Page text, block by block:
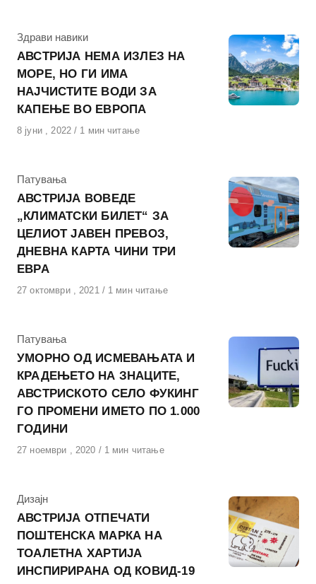
КАтегорија
Здрави навики
АВСТРИЈА НЕМА ИЗЛЕЗ НА
МОРЕ, НО ГИ ИМА
НАЈЧИСТИТЕ ВОДИ ЗА
КАПЕЊЕ ВО ЕВРОПА
Објавено
8 јуни , 2022 1 мин читање
КАтегорија
Патувања
АВСТРИЈА ВОВЕДЕ
„КЛИМАТСКИ БИЛЕТ“ ЗА
ЦЕЛИОТ ЈАВЕН ПРЕВОЗ,
ДНЕВНА КАРТА ЧИНИ ТРИ
ЕВРА
Објавено
27 октомври , 2021 1 мин читање
КАтегорија
Патувања
УМОРНО ОД ИСМЕВАЊАТА И
КРАДЕЊЕТО НА ЗНАЦИТЕ,
АВСТРИСКОТО СЕЛО ФУКИНГ
ГО ПРОМЕНИ ИМЕТО ПО 1.000
ГОДИНИ
Објавено
27 ноември , 2020 1 мин читање
КАтегорија
Дизајн
АВСТРИЈА ОТПЕЧАТИ
ПОШТЕНСКА МАРКА НА
ТОАЛЕТНА ХАРТИЈА
ИНСПИРИРАНА ОД КОВИД-19